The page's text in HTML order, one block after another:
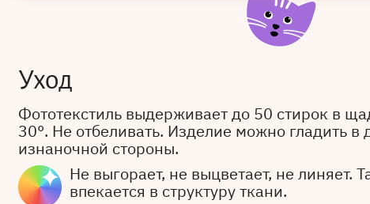
Уход
Фототекстиль выдерживает до 50 стирок в
30°. Не отбеливать. Изделие можно гладить
изнаночной стороны.
Не выгорает, не выцветает, не линяет.
впекается в структуру ткани.